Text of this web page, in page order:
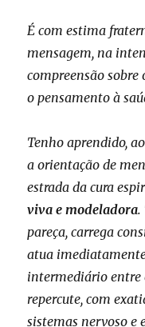
É com estima
mensagem, na
compreensão sobre
o pensamento à
Tenho aprendido,
a orientação de
estrada da cura
viva e modeladora.
pareça, carrega
atua
intermediário entre
repercute, com
sistemas nervoso e